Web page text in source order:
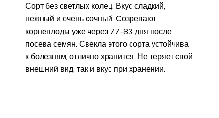
Сорт без светлых колец. Вкус сладкий,
нежный и очень сочный. Созревают
корнеплоды уже через 77-83 дня после
посева семян. Свекла этого сорта устойчива
к болезням, отлично хранится. Не теряет свой
внешний вид, так и вкус при хранении.